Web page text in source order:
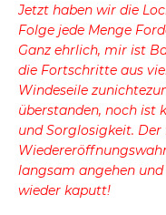
Jetzt haben wir die
Folge jede Menge
Ganz ehrlich, mir ist
die Fortschritte aus
Windeseile
überstanden, noch ist
und Sorglosigkeit. Der
langsam angehen
wieder kaputt!